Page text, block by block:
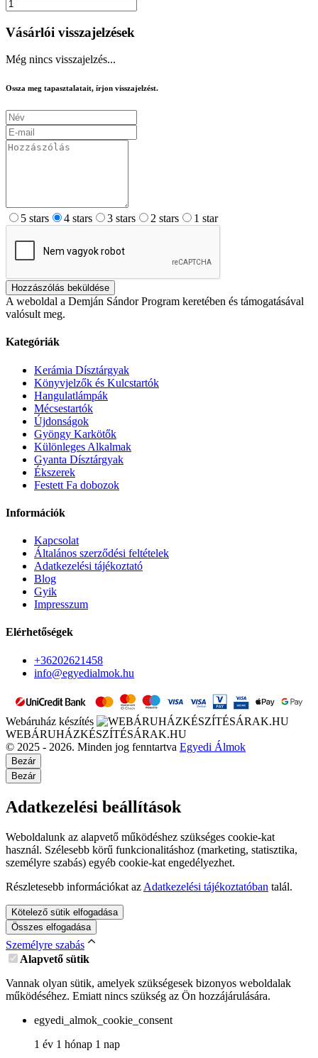
Vásárlói visszajelzések
Még nincs visszajelzés...
Ossza meg tapasztalatait, írjon visszajelzést.
5 stars 4 stars 3 stars 2 stars 1 star
Hozzászólás beküldése
A weboldal a Demján Sándor Program keretében és támogatásával
valósult meg.
Kategóriák
Kerámia Dísztárgyak
Könyvjelzők és Kulcstartók
Hangulatlámpák
Mécsestartók
Újdonságok
Gyöngy Karkötők
Különleges Alkalmak
Gyanta Dísztárgyak
Ékszerek
Festett Fa dobozok
Információk
Kapcsolat
Általános szerződési feltételek
Adatkezelési tájékoztató
Blog
Gyik
Impresszum
Elérhetőségek
+36202621458
info@egyedialmok.hu
Webáruház készítés
WEBÁRUHÁZKÉSZÍTÉSÁRAK.HU
© 2025 - 2026. Minden jog fenntartva Egyedi Álmok
Bezár
Bezár
Adatkezelési beállítások
Weboldalunk az alapvető működéshez szükséges cookie-kat
használ. Szélesebb körű funkcionalitáshoz (marketing, statisztika,
személyre szabás) egyéb cookie-kat engedélyezhet.
Részletesebb információkat az Adatkezelési tájékoztatóban talál.
Kötelező sütik elfogadása
Összes elfogadása
Személyre szabás
Alapvető sütik
Vannak olyan sütik, amelyek szükségesek bizonyos weboldalak
működéséhez. Emiatt nincs szükség az Ön hozzájárulására.
egyedi_almok_cookie_consent
1 év 1 hónap 1 nap